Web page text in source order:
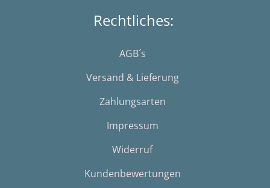
Rechtliches:
AGB´s
Versand & Lieferung
Zahlungsarten
Impressum
Widerruf
Kundenbewertungen